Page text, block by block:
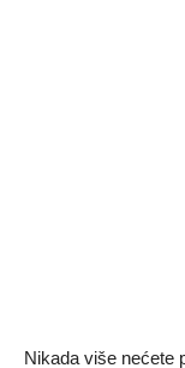
Nikada više nećete